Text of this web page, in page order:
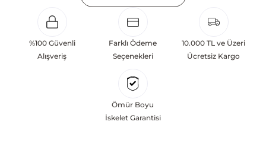
aksesuarları dahil olmak üzere 20’den fazla ürün kategorisinde geniş bir
koleksiyon sunmaktadır. Sabit ve hareketli koltuklar, yataklar, bahçe
mobilyaları ve demonte ürün grupları ile ürün yelpazesini sürekli
geliştiren Ashley, güçlü ve verimli global altyapısı sayesinde dünya
başarılarına değil, aynı zamanda gelecekte yaratacağı değerlere
odaklanarak sürekli gelişimi temel yaklaşım olarak benimsemektedir.
Türkiye’deki yatırımları kapsamında, Kayseri Serbest Bölgesi’nde 100
%100 Güvenli
Alışveriş
Farklı Ödeme
Seçenekleri
10.000 TL ve Üzeri
Ücretsiz Kargo
Ömür Boyu
İskelet Garantisi